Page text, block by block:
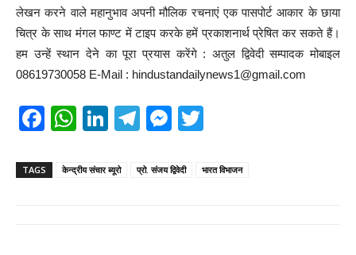
लेखन करने वाले महानुभाव अपनी मौलिक रचनाएं एक पासपोर्ट आकार के छाया
चित्र के साथ मंगल फाण्ट में टाइप करके हमें प्रकाशनार्थ प्रेषित कर सकते हैं।
हम उन्हें स्थान देने का पूरा प्रयास करेंगे : अतुल द्विवेदी सम्पादक मोबाइल
08619730058 E-Mail : hindustandailynews1@gmail.com
F
c
W
at
Li
k
T
e
M
ss tt
TAGS केन्द्रीय संचार ब्यूरो प्रो. संजय द्विवेदी भारत विभाजन